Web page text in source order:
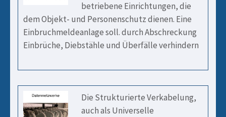
betriebene Einrichtungen, die
dem Objekt- und Personenschutz dienen. Eine
Einbruchmeldeanlage soll. durch Abschreckung
Einbrüche, Diebstähle und Überfälle verhindern
Die Strukturierte Verkabelung,
auch als Universelle